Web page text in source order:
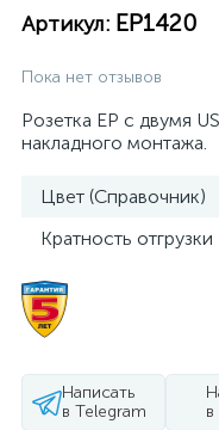
Артикул: EP1420
Пока нет отзывов
Розетка EP с двумя
накладного монтажа.
Цвет (Справочник)
Кратность отгрузки
Написать
в Telegram
в